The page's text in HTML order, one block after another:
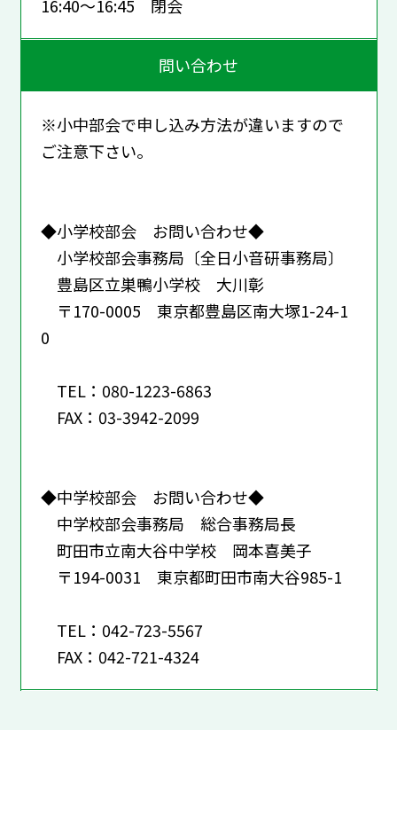
16:40～16:45 閉会
問い合わせ
※小中部会で申し込み方法が違いますので
ご注意下さい。
◆小学校部会 お問い合わせ◆
小学校部会事務局〔全日小音研事務局〕
豊島区立巣鴨小学校 大川彰
〒170-0005 東京都豊島区南大塚1-24-1
0
TEL：080-1223-6863
FAX：03-3942-2099
◆中学校部会 お問い合わせ◆
中学校部会事務局 総合事務局長
町田市立南大谷中学校 岡本喜美子
〒194-0031 東京都町田市南大谷985-1
TEL：042-723-5567
FAX：042-721-4324